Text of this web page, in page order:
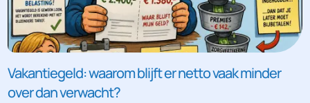
Vakantiegeld: waarom blijft er netto vaak minder
over dan verwacht?